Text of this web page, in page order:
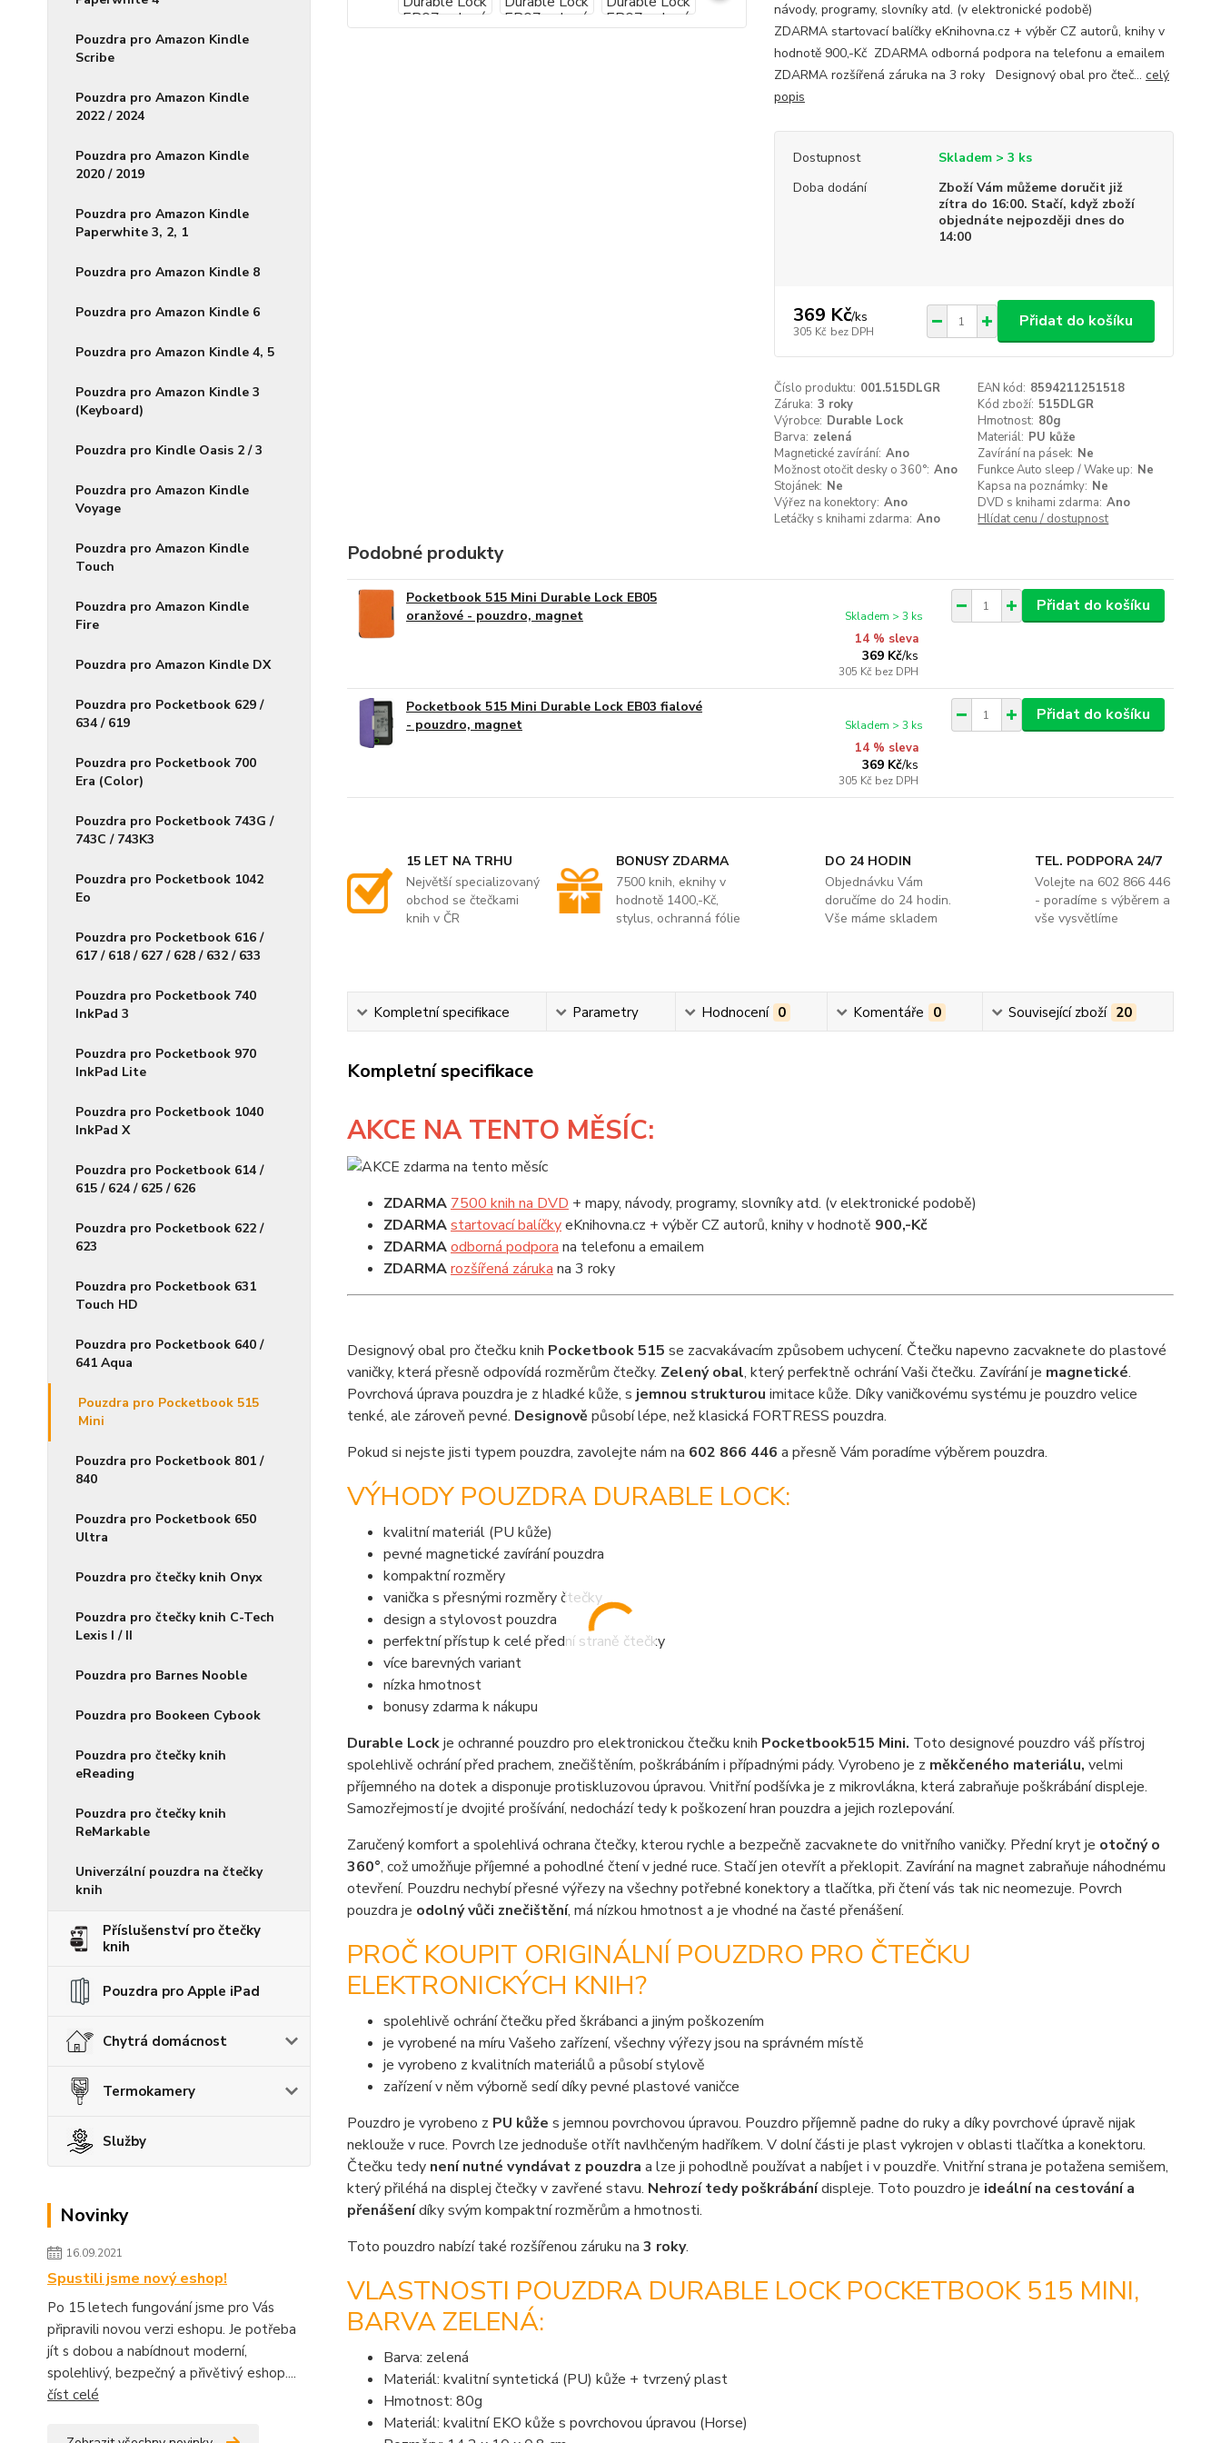
Pouzdra pro Amazon Kindle
Scribe
Pouzdra pro Amazon Kindle
2022 / 2024
Pouzdra pro Amazon Kindle
2020 / 2019
Pouzdra pro Amazon Kindle
Paperwhite 3, 2, 1
Pouzdra pro Amazon Kindle 8
Pouzdra pro Amazon Kindle 6
Pouzdra pro Amazon Kindle 4, 5
Pouzdra pro Amazon Kindle 3
(Keyboard)
Pouzdra pro Kindle Oasis 2 / 3
Pouzdra pro Amazon Kindle
Voyage
Pouzdra pro Amazon Kindle
Touch
Pouzdra pro Amazon Kindle
Fire
Pouzdra pro Amazon Kindle DX
Pouzdra pro Pocketbook 629 /
634 / 619
Pouzdra pro Pocketbook 700
Era (Color)
Pouzdra pro Pocketbook 743G /
743C / 743K3
Pouzdra pro Pocketbook 1042
Eo
Pouzdra pro Pocketbook 616 /
617 / 618 / 627 / 628 / 632 / 633
Pouzdra pro Pocketbook 740
InkPad 3
Pouzdra pro Pocketbook 970
InkPad Lite
Pouzdra pro Pocketbook 1040
InkPad X
Pouzdra pro Pocketbook 614 /
615 / 624 / 625 / 626
Pouzdra pro Pocketbook 622 /
623
Pouzdra pro Pocketbook 631
Touch HD
Pouzdra pro Pocketbook 640 /
641 Aqua
Pouzdra pro Pocketbook 515
Mini
Pouzdra pro Pocketbook 801 /
840
Pouzdra pro Pocketbook 650
Ultra
Pouzdra pro čtečky knih Onyx
Pouzdra pro čtečky knih C-Tech
Lexis I / II
Pouzdra pro Barnes Nooble
Pouzdra pro Bookeen Cybook
Pouzdra pro čtečky knih
eReading
Pouzdra pro čtečky knih
ReMarkable
Univerzální pouzdra na čtečky
knih
Příslušenství pro čtečky
knih
Pouzdra pro Apple iPad
Chytrá domácnost
Termokamery
Služby
Novinky
16.09.2021
Spustili jsme nový eshop!
Po 15 letech fungování jsme pro Vás
připravili novou verzi eshopu. Je potřeba
jít s dobou a nabídnout moderní,
spolehlivý, bezpečný a přivětivý eshop....
číst celé
návody, programy, slovníky atd. (v elektronické podobě)
ZDARMA startovací balíčky eKnihovna.cz + výběr CZ autorů, knihy v
hodnotě 900,-Kč ZDARMA odborná podpora na telefonu a emailem
ZDARMA rozšířená záruka na 3 roky Designový obal pro čteč... celý
popis
Dostupnost
Skladem > 3 ks
Doba dodání
Zboží Vám můžeme doručit již
zítra do 16:00. Stačí, když zboží
objednáte nejpozději dnes do
14:00
369 Kč/ks
305 Kč bez DPH
Přidat do košíku
Číslo produktu: 001.515DLGR EAN kód: 8594211251518
Záruka: 3 roky Kód zboží: 515DLGR
Výrobce: Durable Lock Hmotnost: 80g
Barva: zelená Materiál: PU kůže
Magnetické zavírání: Ano Zavírání na pásek: Ne
Možnost otočit desky o 360°: Ano Funkce Auto sleep / Wake up: Ne
Stojánek: Ne Kapsa na poznámky: Ne
Výřez na konektory: Ano DVD s knihami zdarma: Ano
Letáčky s knihami zdarma: Ano Hlídat cenu / dostupnost
Podobné produkty
Pocketbook 515 Mini Durable Lock EB05
oranžové - pouzdro, magnet
14 % sleva
369 Kč/ks
305 Kč bez DPH
Skladem > 3 ks
Přidat do košíku
Pocketbook 515 Mini Durable Lock EB03 fialové
- pouzdro, magnet
14 % sleva
369 Kč/ks
305 Kč bez DPH
Skladem > 3 ks
Přidat do košíku
15 LET NA TRHU
Největší specializovaný
obchod se čtečkami
knih v ČR
BONUSY ZDARMA
7500 knih, eknihy v
hodnotě 1400,-Kč,
stylus, ochranná fólie
DO 24 HODIN
Objednávku Vám
doručíme do 24 hodin.
Vše máme skladem
TEL. PODPORA 24/7
Volejte na 602 866 446
- poradíme s výběrem a
vše vysvětlíme
Kompletní specifikace Parametry Hodnocení 0 Komentáře 0 Související zboží 20
Kompletní specifikace
AKCE NA TENTO MĚSÍC:
ZDARMA 7500 knih na DVD + mapy, návody, programy, slovníky atd. (v elektronické podobě)
ZDARMAstartovací balíčkyeKnihovna.cz + výběr CZ autorů, knihy v hodnotě 900,-Kč
ZDARMAodborná podpora na telefonu a emailem
ZDARMArozšířená záruka na 3 roky
Designový obal pro čtečku knih Pocketbook 515 se zacvakávacím způsobem uchycení. Čtečku napevno zacvaknete do plastové
vaničky, která přesně odpovídá rozměrům čtečky. Zelený obal, který perfektně ochrání Vaši čtečku. Zavírání je magnetické.
Povrchová úprava pouzdra je z hladké kůže, s jemnou strukturou imitace kůže. Díky vaničkovému systému je pouzdro velice
tenké, ale zároveň pevné. Designově působí lépe, než klasická FORTRESS pouzdra.
Pokud si nejste jisti typem pouzdra, zavolejte nám na 602 866 446 a přesně Vám poradíme výběrem pouzdra.
VÝHODY POUZDRA DURABLE LOCK:
kvalitní materiál (PU kůže)
pevné magnetické zavírání pouzdra
kompaktní rozměry
vanička s přesnými rozměry čtečky
design a stylovost pouzdra
perfektní přístup k celé přední straně čtečky
více barevných variant
nízka hmotnost
bonusy zdarma k nákupu
Durable Lockje ochranné pouzdro pro elektronickou čtečku knih Pocketbook515 Mini. Toto designové pouzdro váš přístroj
spolehlivě ochrání před prachem, znečištěním, poškrábáním i případnými pády. Vyrobeno je z měkčeného materiálu, velmi
příjemného na dotek a disponuje protiskluzovou úpravou. Vnitřní podšívka je z mikrovlákna, která zabraňuje poškrábání displeje.
Samozřejmostí je dvojité prošívání, nedochází tedy k poškození hran pouzdra a jejich rozlepování.
Zaručený komfort a spolehlivá ochrana čtečky, kterou rychle a bezpečně zacvaknete do vnitřního vaničky. Přední kryt je otočný o
360°, což umožňuje příjemné a pohodlné čtení v jedné ruce. Stačí jen otevřít a překlopit. Zavírání na magnet zabraňuje náhodnému
otevření. Pouzdru nechybí přesné výřezy na všechny potřebné konektory a tlačítka, při čtení vás tak nic neomezuje. Povrch
pouzdra je odolný vůči znečištění, má nízkou hmotnost a je vhodné na časté přenášení.
PROČ KOUPIT ORIGINÁLNÍ POUZDRO PRO ČTEČKU
ELEKTRONICKÝCH KNIH?
spolehlivě ochrání čtečku před škrábanci a jiným poškozením
je vyrobené na míru Vašeho zařízení, všechny výřezy jsou na správném místě
je vyrobeno z kvalitních materiálů a působí stylově
zařízení v něm výborně sedí díky pevné plastové vaničce
Pouzdro je vyrobeno z PU kůže s jemnou povrchovou úpravou. Pouzdro příjemně padne do ruky a díky povrchové úpravě nijak
neklouže v ruce. Povrch lze jednoduše otřít navlhčeným hadříkem. V dolní části je plast vykrojen v oblasti tlačítka a konektoru.
Čtečku tedy není nutné vyndávat z pouzdra a lze ji pohodlně používat a nabíjet i v pouzdře. Vnitřní strana je potažena semišem,
který přiléhá na displej čtečky v zavřené stavu. Nehrozí tedy poškrábánídispleje. Toto pouzdro je ideální na cestování a
přenášenídíky svým kompaktní rozměrům a hmotnosti.
Toto pouzdro nabízí také rozšířenou záruku na 3 roky.
VLASTNOSTI POUZDRA DURABLE LOCK POCKETBOOK 515 MINI,
BARVA ZELENÁ:
Barva: zelená
Materiál: kvalitní syntetická (PU) kůže + tvrzený plast
Hmotnost: 80g
Materiál: kvalitní EKO kůže s povrchovou úpravou (Horse)